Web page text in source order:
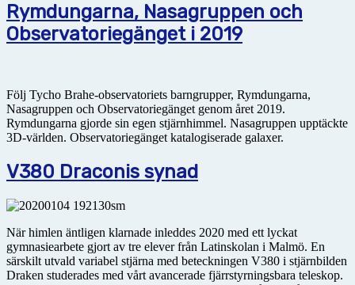
Rymdungarna, Nasagruppen och
Observatoriegänget i 2019
Följ Tycho Brahe-observatoriets barngrupper, Rymdungarna,
Nasagruppen och Observatoriegänget genom året 2019.
Rymdungarna gjorde sin egen stjärnhimmel. Nasagruppen upptäckte
3D-världen. Observatoriegänget katalogiserade galaxer.
V380 Draconis synad
När himlen äntligen klarnade inleddes 2020 med ett lyckat
gymnasiearbete gjort av tre elever från Latin­skolan i Malmö. En
särskilt utvald variabel stjärna med beteckningen V380 i stjärnbilden
Draken studerades med vårt avancerade fjärrstyrningsbara teleskop.